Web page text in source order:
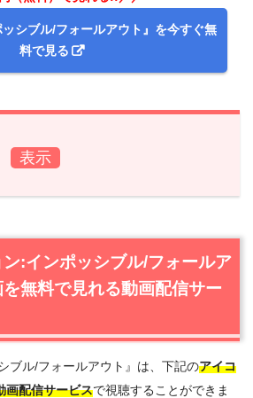
ッシブル/フォールアウト』を今すぐ無
料で見る
:インポッシブル/フォールアウト』フ
が一番おすすめ
ョン:インポッシブル/フォールアウト』を
ンタルで楽しめるTSUTAYA TVもおすす
ポッシブル/フォールアウト』作品情
:インポッシブル/フォールア
無料で見れる動画配信サー
ブル/フォールアウト』は、下記のアイコ
画配信サービスで視聴することができま